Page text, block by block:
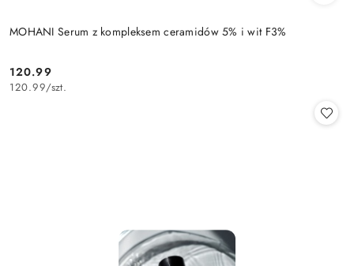
MOHANI Serum z kompleksem ceramidów 5% i wit F3%
Cena:
120.99
120.99/szt.